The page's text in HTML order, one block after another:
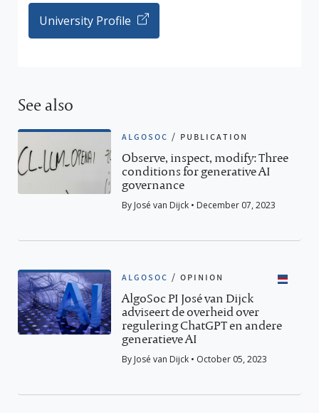
University Profile
See also
algosoc / publication
Observe, inspect, modify: Three
conditions for generative AI
governance
By José van Dijck • December 07, 2023
algosoc /opinion
AlgoSoc PI José van Dijck
adviseert de overheid over
regulering ChatGPT en andere
generatieve AI
By José van Dijck • October 05, 2023